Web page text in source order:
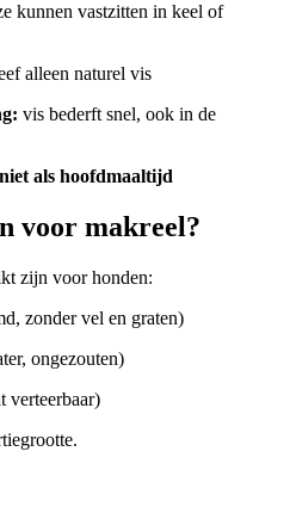
kunnen vastzitten in keel of
alleen naturel vis
vis bederft snel, ook in de
als hoofdmaaltijd
voor makreel?
zijn voor honden:
zonder vel en graten)
ongezouten)
verteerbaar)